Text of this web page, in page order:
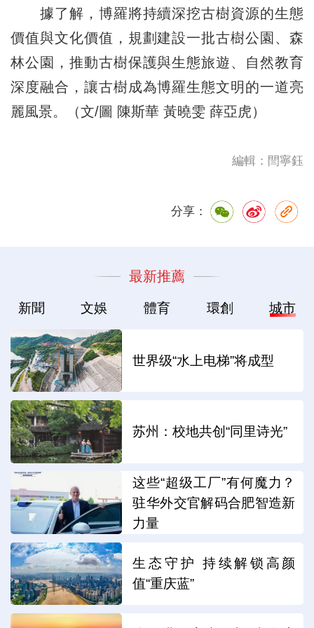
據了解，博羅將持續深挖古樹資源的生態
價值與文化價值，規劃建設一批古樹公園、森
林公園，推動古樹保護與生態旅遊、自然教育
深度融合，讓古樹成為博羅生態文明的一道亮
麗風景。（文/圖 陳斯華 黃曉雯 薛亞虎）
編輯：閆寧鈺
分享：
最新推薦
新聞 文娛 體育 環創 城市
世界级“水上电梯”将成型
苏州：校地共创“同里诗光”
这些“超级工厂”有何魔力？
驻华外交官解码合肥智造新
力量
生态守护 持续解锁高颜
值“重庆蓝”